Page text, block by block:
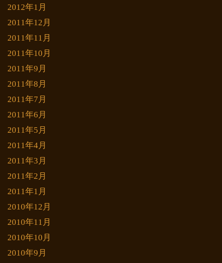
2012年1月
2011年12月
2011年11月
2011年10月
2011年9月
2011年8月
2011年7月
2011年6月
2011年5月
2011年4月
2011年3月
2011年2月
2011年1月
2010年12月
2010年11月
2010年10月
2010年9月